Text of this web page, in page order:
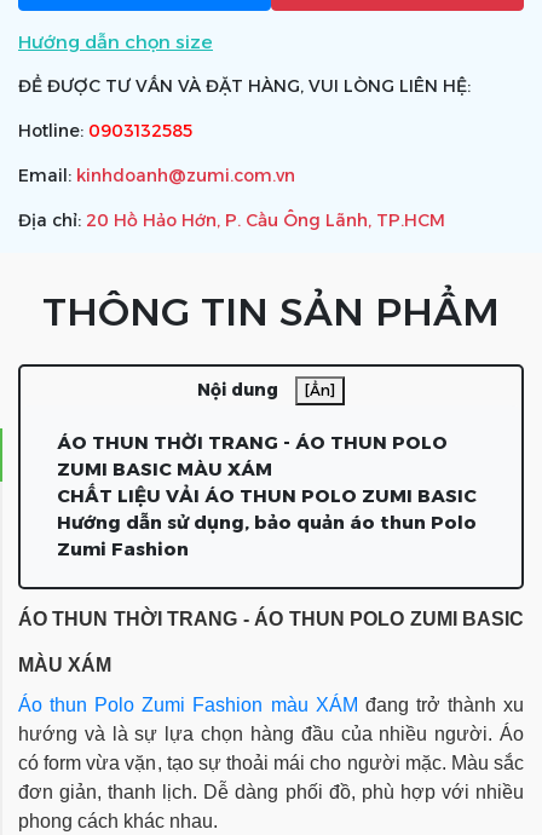
Hướng dẫn chọn size
ĐỂ ĐƯỢC TƯ VẤN VÀ ĐẶT HÀNG, VUI LÒNG LIÊN HỆ:
Hotline: 0903132585
Email: kinhdoanh@zumi.com.vn
Địa chỉ: 20 Hồ Hảo Hớn, P. Cầu Ông Lãnh, TP.HCM
THÔNG TIN SẢN PHẨM
Nội dung [Ẩn]
ÁO THUN THỜI TRANG - ÁO THUN POLO
ZUMI BASIC MÀU XÁM
CHẤT LIỆU VẢI ÁO THUN POLO ZUMI BASIC
Hướng dẫn sử dụng, bảo quản áo thun Polo
Zumi Fashion
ÁO THUN THỜI TRANG - ÁO THUN POLO ZUMI BASIC
MÀU XÁM
Áo thun Polo Zumi Fashion màu XÁM đang trở thành xu
hướng và là sự lựa chọn hàng đầu của nhiều người. Áo
có form vừa vặn, tạo sự thoải mái cho người mặc. Màu sắc
đơn giản, thanh lịch. Dễ dàng phối đồ, phù hợp với nhiều
phong cách khác nhau.